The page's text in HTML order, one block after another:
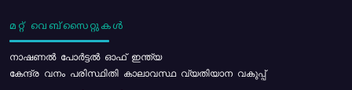
മറ്റ് വെബ്സൈറ്റുകൾ
നാഷണൽ പോർട്ടൽ ഓഫ് ഇന്ത്യ
കേന്ദ്ര വനം പരിസ്ഥിതി കാലാവസ്ഥ വ്യതിയാന വകുപ്പ്